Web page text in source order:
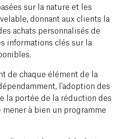
sur la nature et les
donnant aux clients la
achats personnalisés de
informations clés sur la
de chaque élément de la
l’adoption des
la portée de la réduction des
à bien un programme